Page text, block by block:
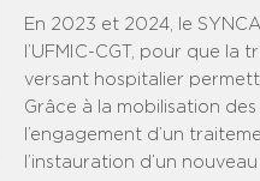
En 2023 et 2024, le
l’UFMIC-CGT, pour que
versant hospitalier
Grâce à la mobilisation
l’engagement d’un
l’instauration d’un